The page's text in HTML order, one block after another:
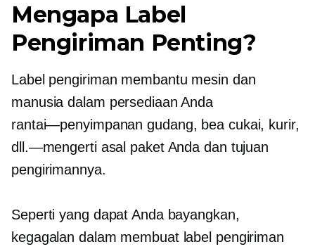
Mengapa Label
Pengiriman Penting?
Label pengiriman membantu mesin dan
manusia dalam persediaan Anda
rantai—penyimpanan gudang, bea cukai, kurir,
dll.—mengertiasal paket Anda dan tujuan
pengirimannya.
Seperti yang dapat Anda bayangkan,
kegagalan dalam membuat label pengiriman